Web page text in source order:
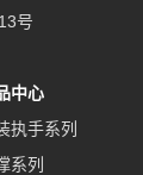
号
中心
执手系列
系列